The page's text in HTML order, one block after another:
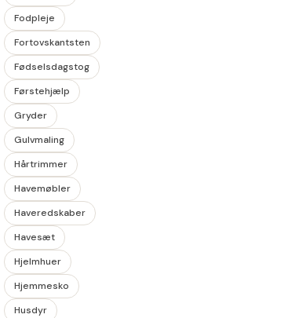
Fodpleje
Fortovskantsten
Fødselsdagstog
Førstehjælp
Gryder
Gulvmaling
Hårtrimmer
Havemøbler
Haveredskaber
Havesæt
Hjelmhuer
Hjemmesko
Husdyr